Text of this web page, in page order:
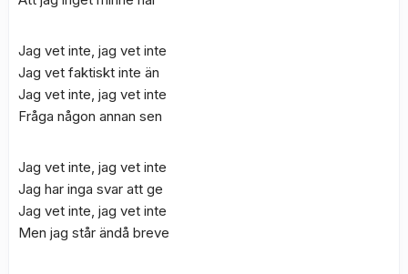
Jag vet inte, jag vet inte
Jag vet faktiskt inte än
Jag vet inte, jag vet inte
Fråga någon annan sen
Jag vet inte, jag vet inte
Jag har inga svar att ge
Jag vet inte, jag vet inte
Men jag står ändå breve